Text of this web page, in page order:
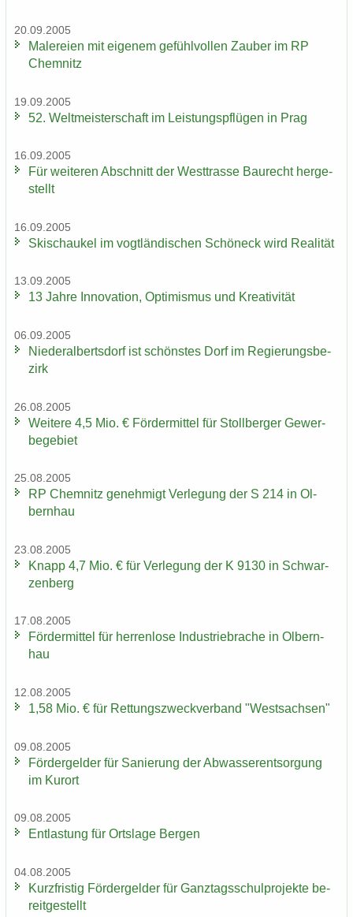
20.09.2005
Ma­le­rei­en mit ei­ge­nem ge­fühl­vol­len Zau­ber im RP
Chem­nitz
19.09.2005
52. Welt­meis­ter­schaft im Leis­tungs­pflü­gen in Prag
16.09.2005
Für wei­te­ren Ab­schnitt der West­tras­se Bau­recht her­ge­
stellt
16.09.2005
Ski­schau­kel im vogt­län­di­schen Schöneck wird Rea­li­tät
13.09.2005
13 Jahre In­no­va­ti­on, Op­ti­mis­mus und Krea­ti­vi­tät
06.09.2005
Nie­der­al­berts­dorf ist schöns­tes Dorf im Re­gie­rungs­be­
zirk
26.08.2005
Wei­te­re 4,5 Mio. € För­der­mit­tel für Stoll­ber­ger Ge­wer­
be­ge­biet
25.08.2005
RP Chem­nitz ge­neh­migt Ver­le­gung der S 214 in Ol­
bern­hau
23.08.2005
Knapp 4,7 Mio. € für Ver­le­gung der K 9130 in Schwar­
zen­berg
17.08.2005
För­der­mit­tel für her­ren­lo­se In­dus­trie­bra­che in Ol­bern­
hau
12.08.2005
1,58 Mio. € für Ret­tungs­zweck­ver­band "West­sach­sen"
09.08.2005
För­der­gel­der für Sa­nie­rung der Ab­was­ser­ent­sor­gung
im Kur­ort
09.08.2005
Ent­las­tung für Orts­la­ge Ber­gen
04.08.2005
Kurz­fris­tig För­der­gel­der für Ganz­tags­schul­pro­jek­te be­
reit­ge­stellt